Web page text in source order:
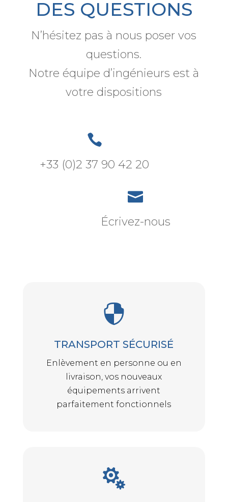
DES QUESTIONS
N’hésitez pas à nous poser vos
questions.
Notre équipe d’ingénieurs est à
votre dispositions

+33 (0)2 37 90 42 20

Écrivez-nous

TRANSPORT SÉCURISÉ
Enlèvement en personne ou en
livraison, vos nouveaux
équipements arrivent
parfaitement fonctionnels
